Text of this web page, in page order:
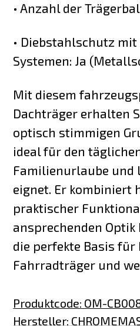
• Anzahl der
• Diebstahlschutz
Systemen: Ja
Mit diesem
Dachträger erhalten
optisch stimmigen
ideal für den
Familienurlaube und
eignet. Er kombiniert
praktischer
ansprechenden Optik
die perfekte Basis für
Fahrradträger und
Produktcode: OM-
Hersteller: